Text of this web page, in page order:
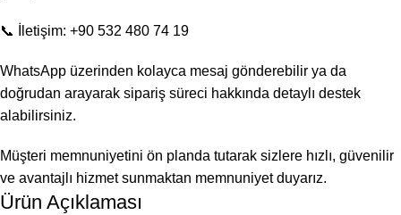
📞 İletişim: +90 532 480 74 19
WhatsApp üzerinden kolayca mesaj gönderebilir ya da
doğrudan arayarak sipariş süreci hakkında detaylı destek
alabilirsiniz.
Müşteri memnuniyetini ön planda tutarak sizlere hızlı, güvenilir
ve avantajlı hizmet sunmaktan memnuniyet duyarız.
Ürün Açıklaması